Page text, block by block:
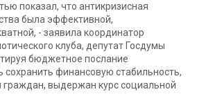
показал, что антикризисная
была эффективной,
- заявила координатор
клуба, депутат Госдумы
бюджетное послание
сохранить финансовую стабильность,
граждан, выдержан курс социальной